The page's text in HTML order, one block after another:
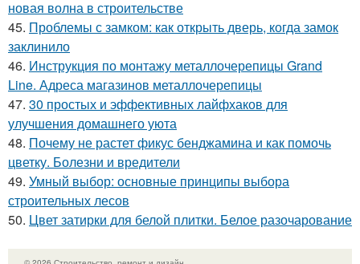
новая волна в строительстве
45. Проблемы с замком: как открыть дверь, когда замок
заклинило
46. Инструкция по монтажу металлочерепицы Grand
Line. Адреса магазинов металлочерепицы
47. 30 простых и эффективных лайфхаков для
улучшения домашнего уюта
48. Почему не растет фикус бенджамина и как помочь
цветку. Болезни и вредители
49. Умный выбор: основные принципы выбора
строительных лесов
50. Цвет затирки для белой плитки. Белое разочарование